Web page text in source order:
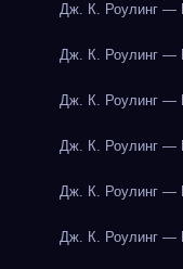
Дж. К. Роулинг —
Дж. К. Роулинг —
Дж. К. Роулинг —
Дж. К. Роулинг —
Дж. К. Роулинг —
Дж. К. Роулинг —